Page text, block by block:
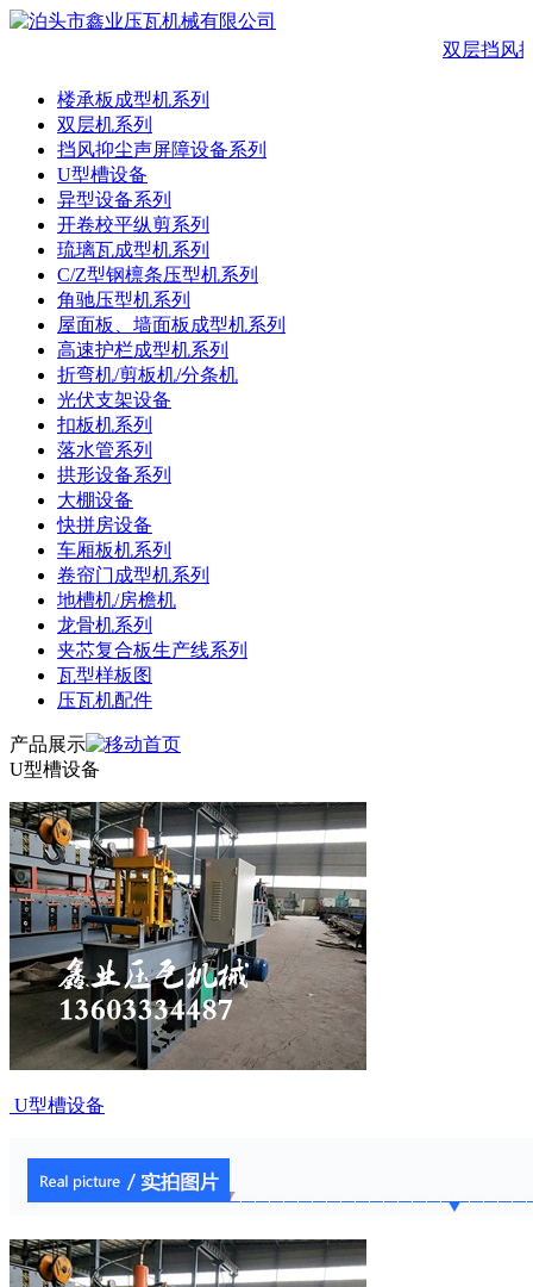
双层挡风
楼承板成型机系列
双层机系列
挡风抑尘声屏障设备系列
U型槽设备
异型设备系列
开卷校平纵剪系列
琉璃瓦成型机系列
C/Z型钢檩条压型机系列
角驰压型机系列
屋面板、墙面板成型机系列
高速护栏成型机系列
折弯机/剪板机/分条机
光伏支架设备
扣板机系列
落水管系列
拱形设备系列
大棚设备
快拼房设备
车厢板机系列
卷帘门成型机系列
地槽机/房檐机
龙骨机系列
夹芯复合板生产线系列
瓦型样板图
压瓦机配件
产品展示
U型槽设备
U型槽设备